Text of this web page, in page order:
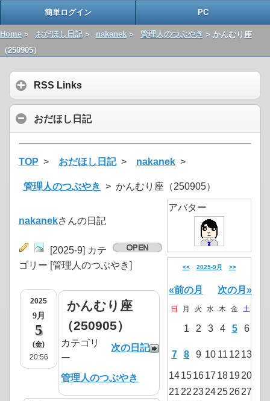
簡単ログイン PC
Home > おだほし日記> nakanek > 管理人のつぶやき > かんむり座
（250905）
RSS Links
おだほし日記
TOP > おだほし日記> nakanek >
管理人のつぶやき > かんむり座（250905）
nakanekさんの日記
[2025-9] カテ
ゴリー [管理人のつぶやき]
2025
9月
5
(金)
20:56
かんむり座
（250905）
次の日記
カテゴリ
ー
管理人のつぶやき
アバター
<< 2025-9月 >>
«前の月 次の月»
日 月 火 水 木 金 土
1 2 3 4 5 6
7 8 9 10 11 12 13
14151617 181920
21 22 2324252627